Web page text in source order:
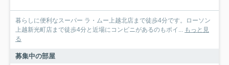
暮らしに便利なスーパー ラ・ムー上越北店まで徒歩4分です。ローソン
上越新光町店まで徒歩4分と近場にコンビニがあるのもポイ... もっと見
る
募集中の部屋